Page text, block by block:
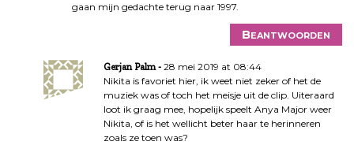
gaan mijn gedachte terug naar 1997.
Beantwoorden
Gerjan Palm
28 mei 2019 at 08:44
Nikita is favoriet hier, ik weet niet zeker of het de
muziek was of toch het meisje uit de clip. Uiteraard
loot ik graag mee, hopelijk speelt Anya Major weer
Nikita, of is het wellicht beter haar te herinneren
zoals ze toen was?